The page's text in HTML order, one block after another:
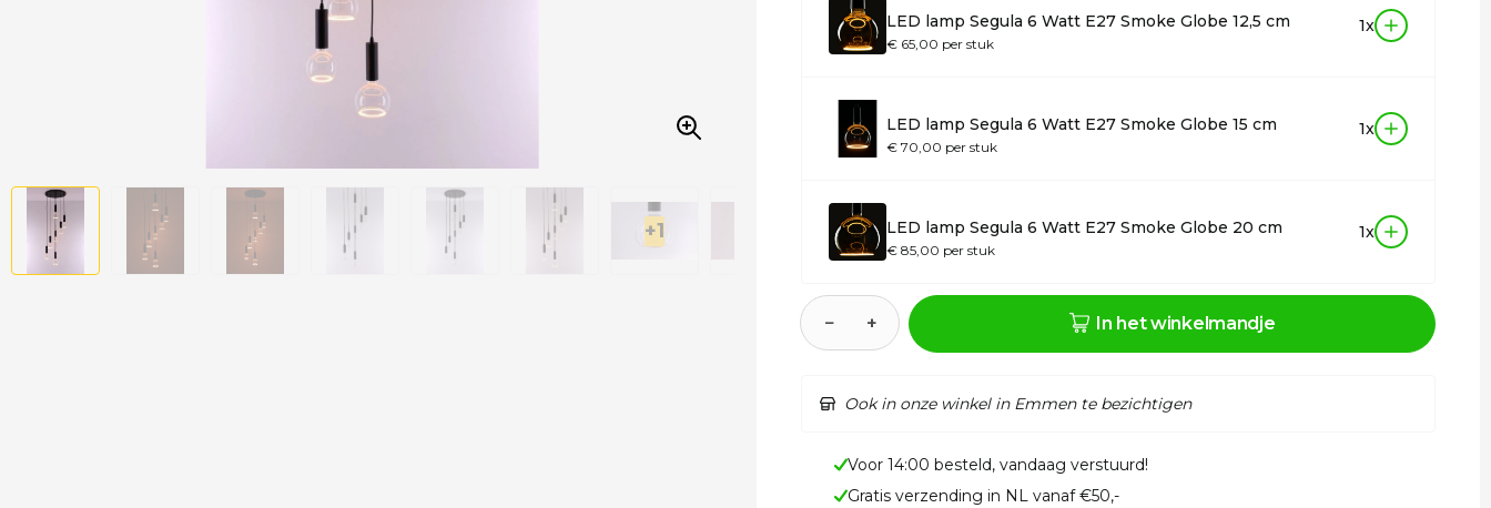
LED lamp Segula 6 Watt E27 Smoke Globe 12,5 cm
€ 65,00 per stuk
1x
LED lamp Segula 6 Watt E27 Smoke Globe 15 cm
€ 70,00 per stuk
1x
LED lamp Segula 6 Watt E27 Smoke Globe 20 cm
€ 85,00 per stuk
1x
− + In het winkelmandje
Ook in onze winkel in Emmen te bezichtigen
Voor 14:00 besteld, vandaag verstuurd!
Gratis verzending in NL vanaf €50,-